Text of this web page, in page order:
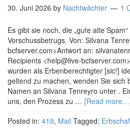
30. Juni 2026 by Nachtwächter 1
Es gibt sie noch, die „gute alte
Vorschussbetrugs. Von: Silvana
bcfserver.com>Antwort an:
Recipients <help@live-
wurden als Erbenberechtigter [sic!]
geltend zu machen, wenden Sie sich
Namen an Silvana Tenreyro unter .
uns, den Prozess zu … [Read
Posted in: 419, Mail Tagged: